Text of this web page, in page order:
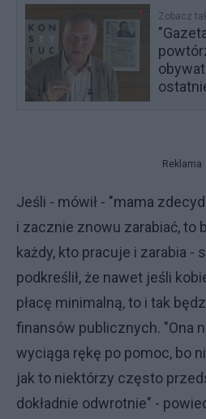
Zobacz
Reklama
Jeśli - mówił - "mama
i zacznie znowu zarabiać, to
każdy, kto pracuje i zarabia -
podkreślił, że nawet jeśli
płacę minimalną, to i tak
finansów publicznych. "Ona
wyciąga rękę po pomoc, bo
jak to niektórzy często
dokładnie odwrotnie" -